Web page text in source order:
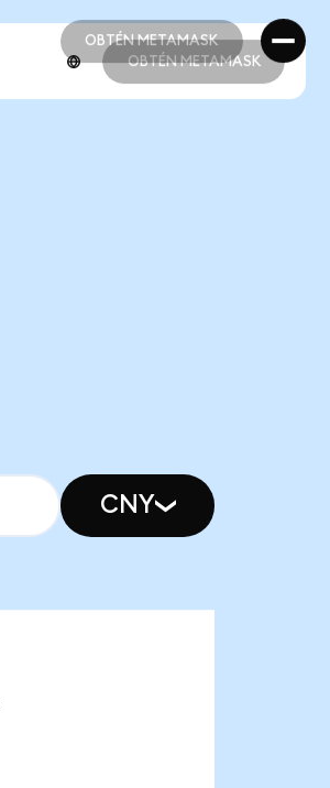
OBTÉN METAMASK
OBTÉN METAMASK
OBTÉN METAMASK
CNY